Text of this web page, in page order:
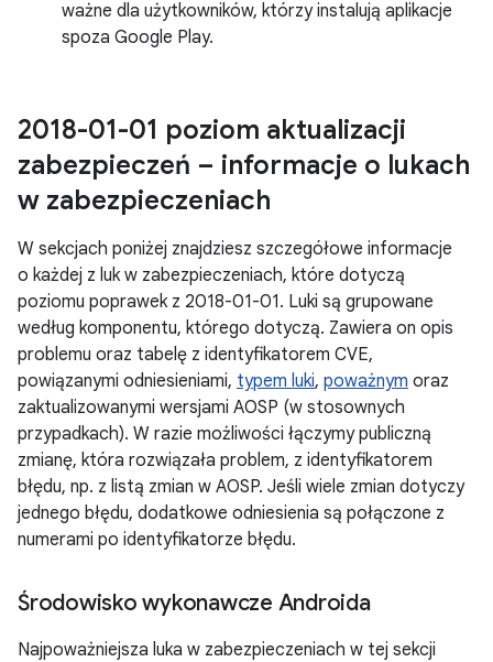
ważne dla użytkowników, którzy instalują aplikacje
spoza Google Play.
2018-01-01 poziom aktualizacji
zabezpieczeń – informacje o lukach
w zabezpieczeniach
W sekcjach poniżej znajdziesz szczegółowe informacje
o każdej z luk w zabezpieczeniach, które dotyczą
poziomu poprawek z 2018-01-01. Luki są grupowane
według komponentu, którego dotyczą. Zawiera on opis
problemu oraz tabelę z identyfikatorem CVE,
powiązanymi odniesieniami, typem luki, poważnym oraz
zaktualizowanymi wersjami AOSP (w stosownych
przypadkach). W razie możliwości łączymy publiczną
zmianę, która rozwiązała problem, z identyfikatorem
błędu, np. z listą zmian w AOSP. Jeśli wiele zmian dotyczy
jednego błędu, dodatkowe odniesienia są połączone z
numerami po identyfikatorze błędu.
Środowisko wykonawcze Androida
Najpoważniejsza luka w zabezpieczeniach w tej sekcji